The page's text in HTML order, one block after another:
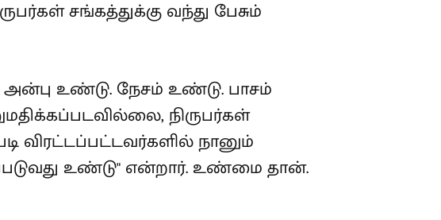
சங்கத்துக்கு வந்து பேசும்
உண்டு. நேசம் உண்டு. பாசம்
நிருபர்கள்
விரட்டப்பட்டவர்களில் நானும்
உண்டு" என்றார். உண்மை தான்.